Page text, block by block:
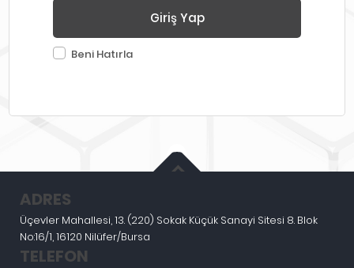
Giriş Yap
Beni Hatırla
ADRES
Üçevler Mahallesi, 13. (220) Sokak Küçük Sanayi Sitesi 8. Blok
No:16/1, 16120 Nilüfer/Bursa
TELEFON